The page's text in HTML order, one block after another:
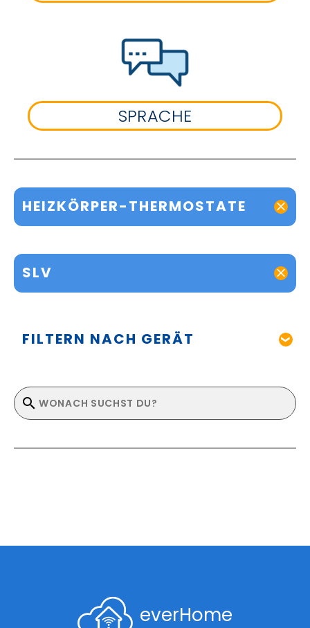
SPRACHE
HEIZKÖRPER-THERMOSTATE
SLV
FILTERN NACH GERÄT
everHome